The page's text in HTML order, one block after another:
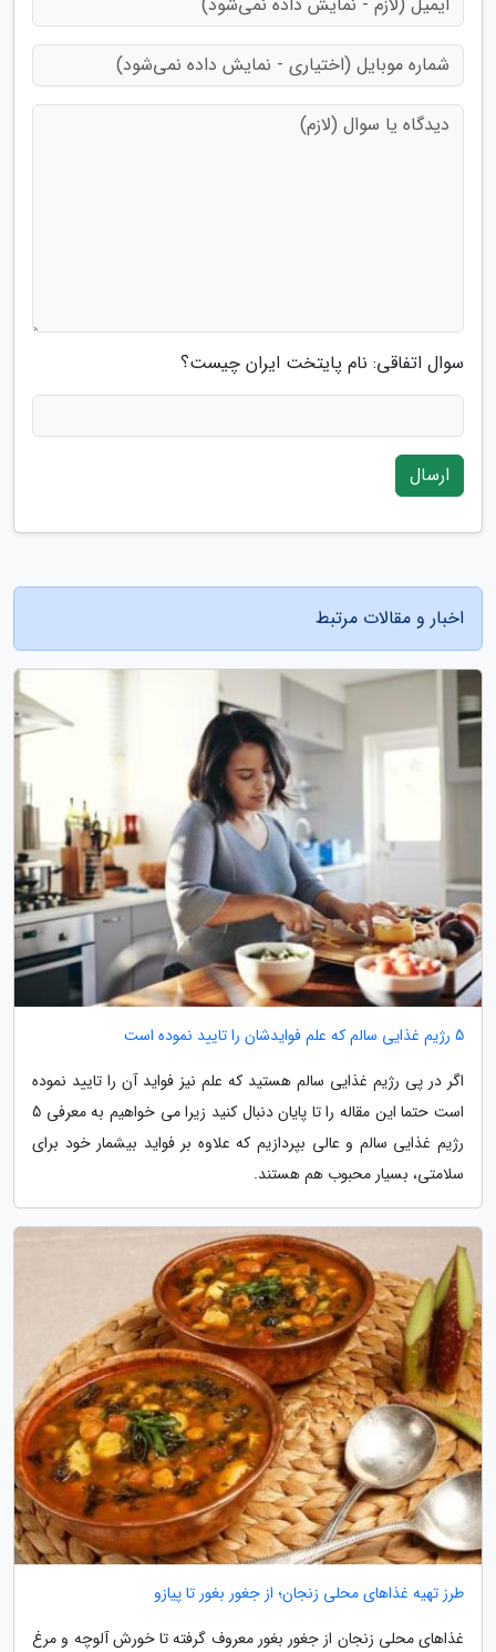
سوال اتفاقی: نام پایتخت ایران چیست؟
ارسال
اخبار و مقالات مرتبط
5 رژیم غذایی سالم که علم فوایدشان را تایید نموده است
اگر در پی رژیم غذایی سالم هستید که علم نیز فواید آن را تایید نموده
است حتما این مقاله را تا پایان دنبال کنید زیرا می خواهیم به معرفی 5
رژیم غذایی سالم و عالی بپردازیم که علاوه بر فواید بیشمار خود برای
سلامتی، بسیار محبوب هم هستند.
طرز تهیه غذاهای محلی زنجان؛ از جغور بغور تا پیازو
غذاهای محلی زنجان از جغور بغور معروف گرفته تا خورش آلوچه و مرغ